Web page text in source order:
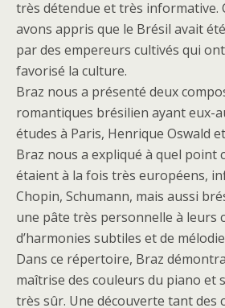
très détendue et très informative.
avons appris que le Brésil avait
par des empereurs cultivés qui
favorisé la culture.
Braz nous a présenté deux
romantiques brésilien ayant eux-
études à Paris, Henrique Oswald
Braz nous a expliqué à quel point
étaient à la fois très européens,
Chopin, Schumann, mais aussi
une pâte très personnelle à leurs
d’harmonies subtiles et de
Dans ce répertoire, Braz
maîtrise des couleurs du piano et
très sûr. Une découverte tant des